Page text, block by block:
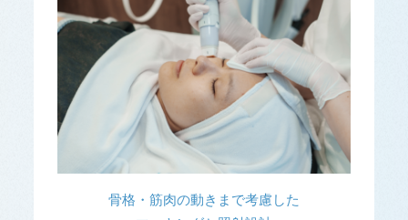
骨格・筋肉の動きまで考慮した